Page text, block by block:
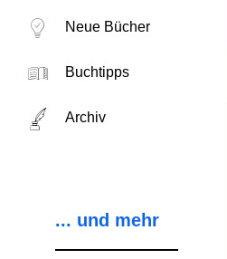
Neue Bücher
Buchtipps
Archiv
... und mehr